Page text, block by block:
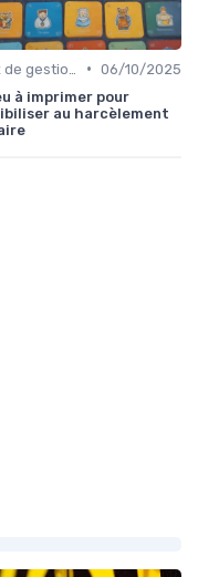
• 06/10/2025
à imprimer pour
au harcèlement